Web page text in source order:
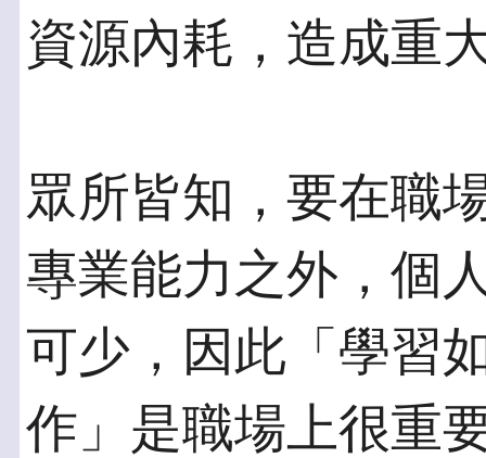
資源內耗，造成重
眾所皆知，要在職
專業能力之外，個
可少，因此「學習
作」是職場上很重